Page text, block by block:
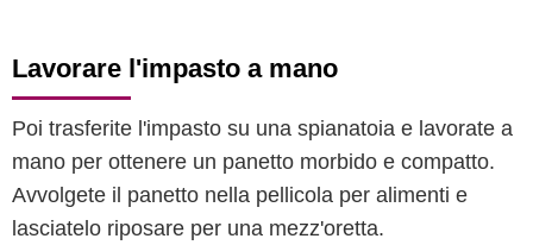
Lavorare l'impasto a mano
Poi trasferite l'impasto su una spianatoia e lavorate a
mano per ottenere un panetto morbido e compatto.
Avvolgete il panetto nella pellicola per alimenti e
lasciatelo riposare per una mezz'oretta.